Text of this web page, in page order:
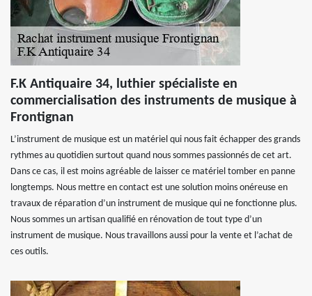
F.K Antiquaire 34, luthier spécialiste en
commercialisation des instruments de musique à
Frontignan
L’instrument de musique est un matériel qui nous fait échapper des grands
rythmes au quotidien surtout quand nous sommes passionnés de cet art.
Dans ce cas, il est moins agréable de laisser ce matériel tomber en panne
longtemps. Nous mettre en contact est une solution moins onéreuse en
travaux de réparation d’un instrument de musique qui ne fonctionne plus.
Nous sommes un artisan qualifié en rénovation de tout type d’un
instrument de musique. Nous travaillons aussi pour la vente et l’achat de
ces outils.